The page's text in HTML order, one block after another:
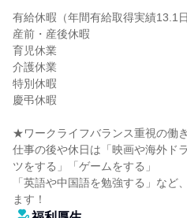
有給休暇（年間有給取得実績13.1日
産前・産後休暇
育児休業
介護休業
特別休暇
慶弔休暇
★ワークライフバランス重視の働
仕事の後や休日は「映画や海外ド
ツをする」「ゲームをする」
「英語や中国語を勉強する」など
ます！